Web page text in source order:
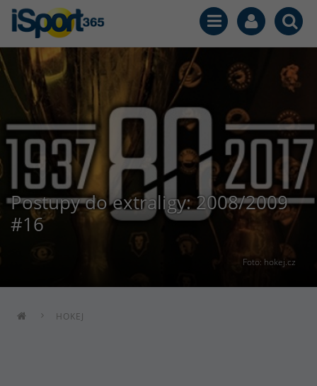
Foto: hokej.cz
Postupy do extraligy: 2008/2009
#16
HOKEJ